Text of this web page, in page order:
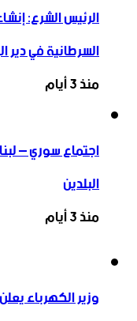
الرئيس الشرع:
السرطانية في دير
منذ 3 أيام
اجتماع سوري –
البلدين
منذ 3 أيام
وزير الكهرباء